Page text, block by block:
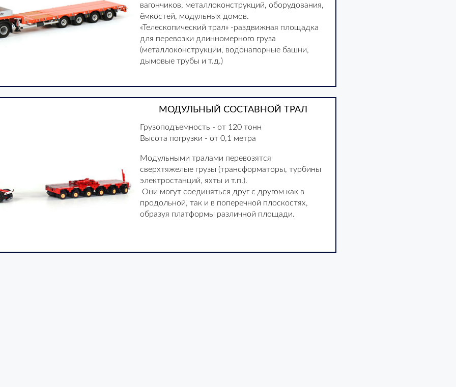
вагончиков, металлоконструкций, оборудования,
ёмкостей, модульных домов.
«Телескопический трал» -раздвижная площадка
для перевозки длинномерного груза
(металлоконструкции, водонапорные башни,
дымовые трубы и т.д.)
МОДУЛЬНЫЙ СОСТАВНОЙ ТРАЛ
Грузоподъемность - от 120 тонн
Высота погрузки - от 0,1 метра
Модульными тралами перевозятся
сверхтяжелые грузы (трансформаторы, турбины
электростанций, яхты и т.п.).
Они могут соединяться друг с другом как в
продольной, так и в поперечной плоскостях,
образуя платформы различной площади.